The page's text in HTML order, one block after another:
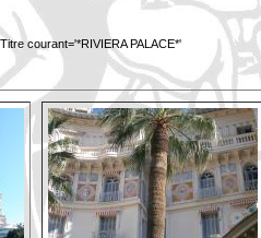
courant='*RIVIERA PALACE*'